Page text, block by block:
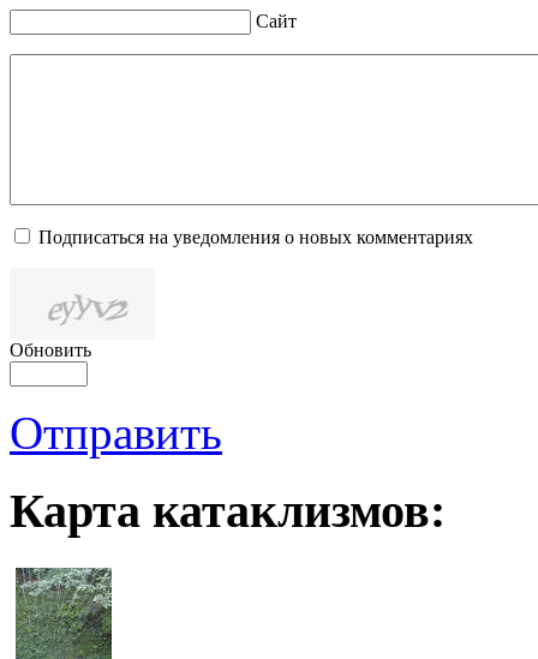
Сайт
Подписаться на уведомления о новых комментариях
Обновить
Отправить
Карта катаклизмов: